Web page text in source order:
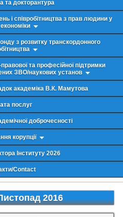
та докторантура
і співробітництва з прав людини у
з розвитку транскордонного
та професійної підтримки
ЗВО/наукових установ
академіка В.К. Мамутова
послуг
доброчесності
корупції
Інституту 2026
Contact
2016